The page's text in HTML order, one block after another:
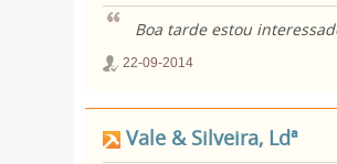
Boa tarde estou
22-09-2014
Vale & Silveira, Ldª